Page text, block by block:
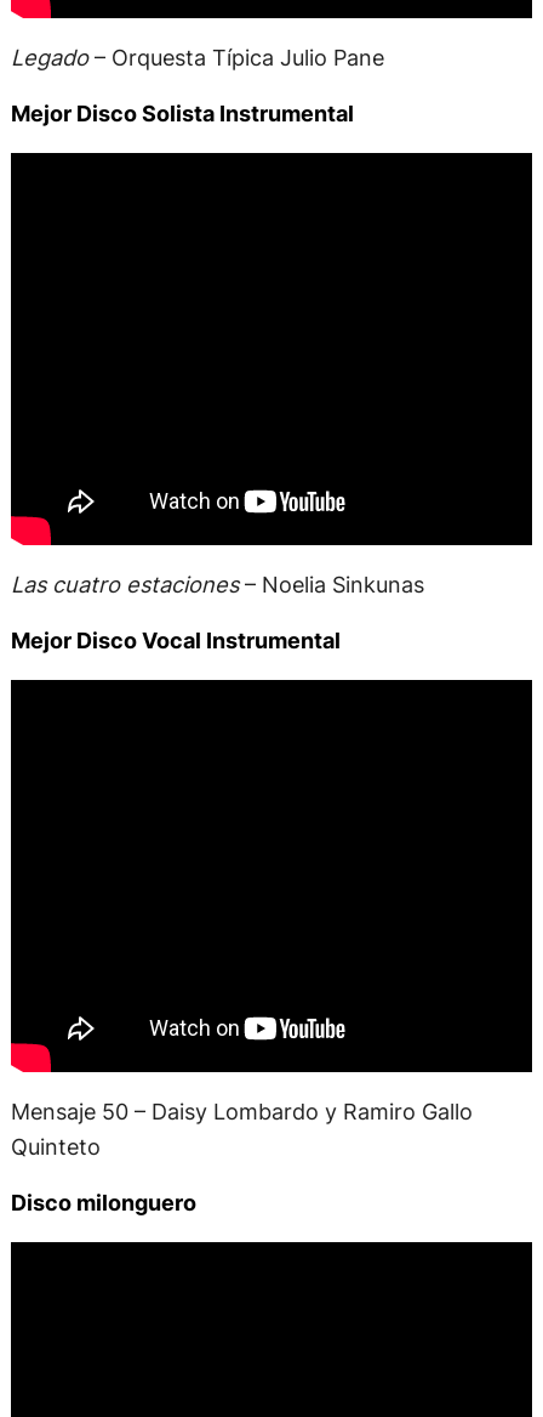
Legado– Orquesta Típica Julio Pane
Mejor Disco Solista Instrumental
Las cuatro estaciones– Noelia Sinkunas
Mejor Disco Vocal Instrumental
Mensaje 50 – Daisy Lombardo y Ramiro Gallo
Quinteto
Disco milonguero